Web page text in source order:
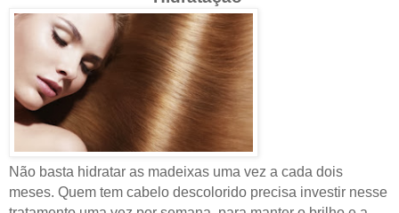
Não basta hidratar as madeixas uma vez a cada dois
meses. Quem tem cabelo descolorido precisa investir nesse